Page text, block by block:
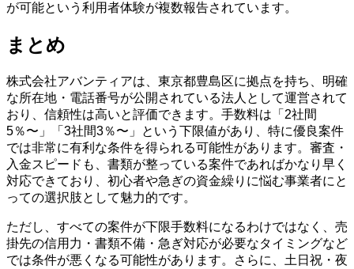
が可能という利用者体験が複数報告されています。
まとめ
株式会社アバンティアは、東京都豊島区に拠点を持ち、明確
な所在地・電話番号が公開されている法人として運営されて
おり、信頼性は高いと評価できます。手数料は「2社間
5％〜」「3社間3％〜」という下限値があり、特に優良案件
では非常に有利な条件を得られる可能性があります。審査・
入金スピードも、書類が整っている案件であればかなり早く
対応できており、初心者や急ぎの資金繰りに悩む事業者にと
っての選択肢として魅力的です。
ただし、すべての案件が下限手数料になるわけではなく、売
掛先の信用力・書類不備・急ぎ対応が必要なタイミングなど
では条件が悪くなる可能性があります。さらに、土日祝・夜